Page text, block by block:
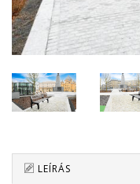
LEÍRÁS